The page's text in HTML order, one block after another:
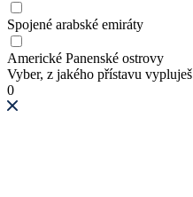
Spojené arabské emiráty
Americké Panenské ostrovy
Vyber, z jakého přístavu vypluješ
0